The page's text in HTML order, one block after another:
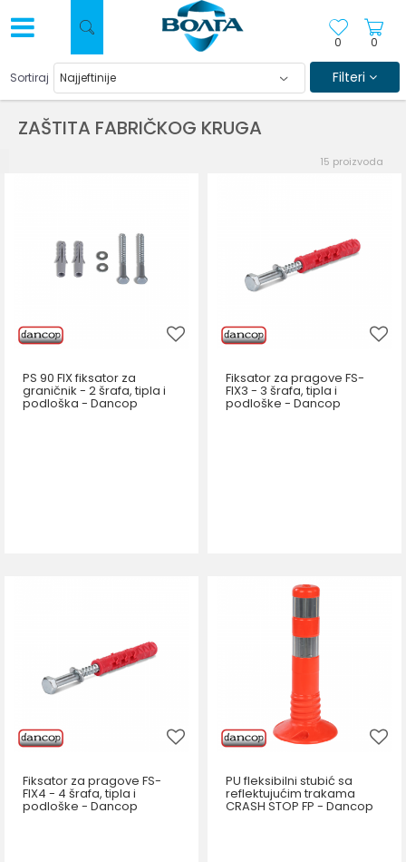
0
0
ZAŠTITA FABRIČKOG KRUGA
Sortiraj Filteri
15 proizvoda
PS 90 FIX fiksator za
graničnik - 2 šrafa, tipla i
podloška - Dancop
Fiksator za pragove FS-
FIX3 - 3 šrafa, tipla i
podloške - Dancop
Fiksator za pragove FS-
FIX4 - 4 šrafa, tipla i
podloške - Dancop
PU fleksibilni stubić sa
reflektujućim trakama
CRASH STOP FP - Dancop